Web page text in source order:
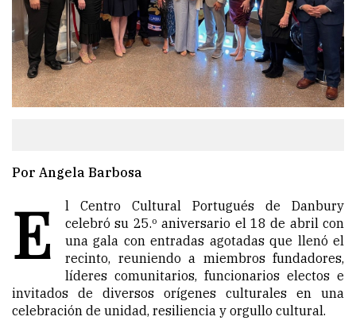
Por Angela Barbosa
E
l Centro Cultural Portugués de Danbury
celebró su 25.º aniversario el 18 de abril con
una gala con entradas agotadas que llenó el
recinto, reuniendo a miembros fundadores,
líderes comunitarios, funcionarios electos e
invitados de diversos orígenes culturales en una
celebración de unidad, resiliencia y orgullo cultural.